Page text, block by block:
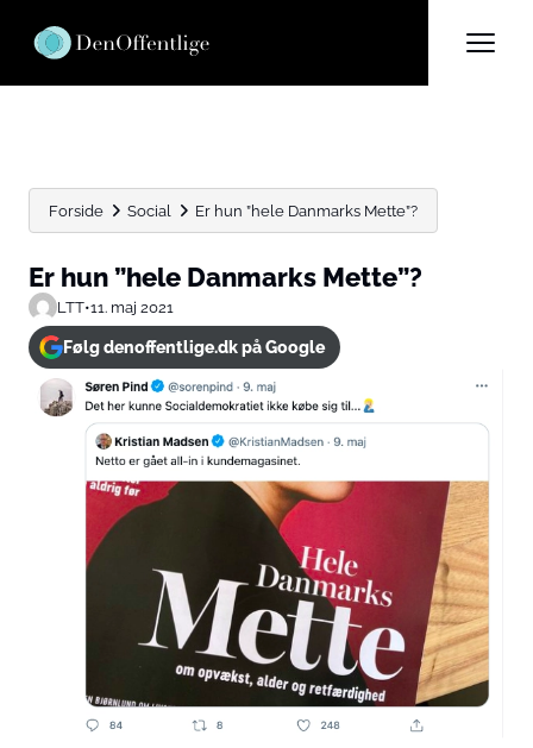
Forside Social Er hun ”hele Danmarks Mette”?
Er hun ”hele Danmarks Mette”?
LTT•11. maj 2021
Følg denoffentlige.dk på Google